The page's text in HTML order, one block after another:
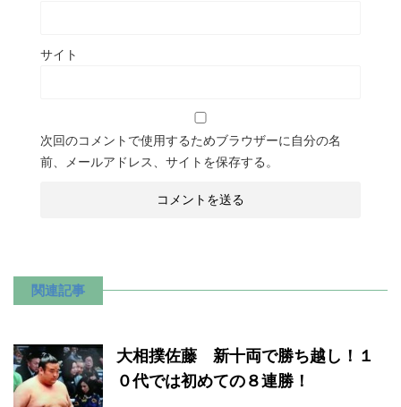
サイト
次回のコメントで使用するためブラウザーに自分の名
前、メールアドレス、サイトを保存する。
関連記事
大相撲佐藤 新十両で勝ち越し！１
０代では初めての８連勝！